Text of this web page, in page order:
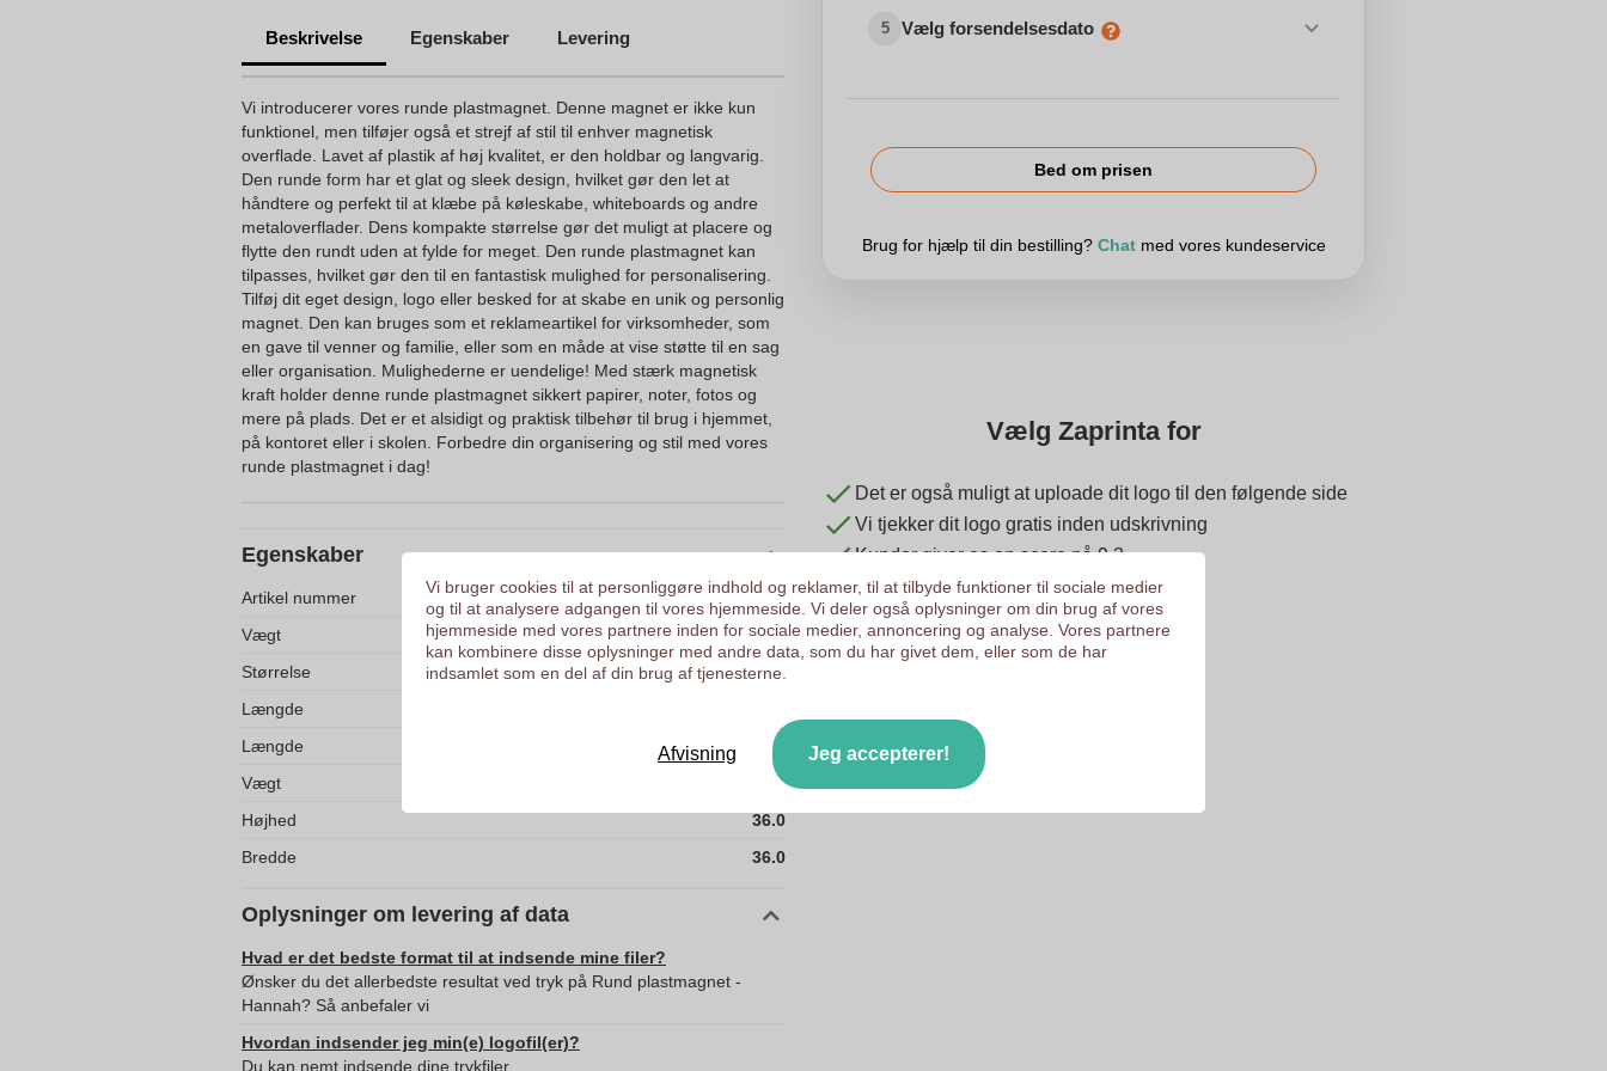
Beskrivelse Egenskaber Levering
Vi introducerer vores runde plastmagnet. Denne magnet er ikke kun
funktionel, men tilføjer også et strejf af stil til enhver magnetisk
overflade. Lavet af plastik af høj kvalitet, er den holdbar og langvarig.
Den runde form har et glat og sleek design, hvilket gør den let at
håndtere og perfekt til at klæbe på køleskabe, whiteboards og andre
metaloverflader. Dens kompakte størrelse gør det muligt at placere og
flytte den rundt uden at fylde for meget. Den runde plastmagnet kan
tilpasses, hvilket gør den til en fantastisk mulighed for personalisering.
Tilføj dit eget design, logo eller besked for at skabe en unik og personlig
magnet. Den kan bruges som et reklameartikel for virksomheder, som
en gave til venner og familie, eller som en måde at vise støtte til en sag
eller organisation. Mulighederne er uendelige! Med stærk magnetisk
kraft holder denne runde plastmagnet sikkert papirer, noter, fotos og
mere på plads. Det er et alsidigt og praktisk tilbehør til brug i hjemmet,
på kontoret eller i skolen. Forbedre din organisering og stil med vores
runde plastmagnet i dag!
Egenskaber
Artikel nummer
10155290
Vægt
20 g
Størrelse
36 x 36 mm
Længde
Længde
36 mm
Vægt
20.0
Højhed
36.0
Bredde
36.0
Oplysninger om levering af data
Hvad er det bedste format til at indsende mine filer?
Ønsker du det allerbedste resultat ved tryk på Rund plastmagnet -
Hannah? Så anbefaler vi
Hvordan indsender jeg min(e) logofil(er)?
Du kan nemt indsende dine trykfiler
5 Vælg forsendelsesdato
Bed om prisen
Brug for hjælp til din bestilling? Chatmed vores kundeservice
Vælg Zaprinta for
Det er også muligt at uploade dit logo til den følgende side
Vi tjekker dit logo gratis inden udskrivning
Kunder giver os en score på 9.3
Vi bruger cookies til at personliggøre indhold og reklamer, til at tilbyde funktioner til sociale medier
og til at analysere adgangen til vores hjemmeside. Vi deler også oplysninger om din brug af vores
hjemmeside med vores partnere inden for sociale medier, annoncering og analyse. Vores partnere
kan kombinere disse oplysninger med andre data, som du har givet dem, eller som de har
indsamlet som en del af din brug af tjenesterne.
Afvisning Jeg accepterer!